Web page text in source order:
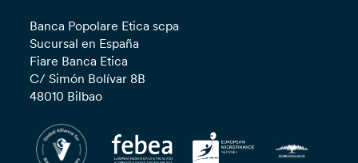
Banca Popolare Etica scpa
Sucursal en España
Fiare Banca Etica
C/ Simón Bolívar 8B
48010 Bilbao